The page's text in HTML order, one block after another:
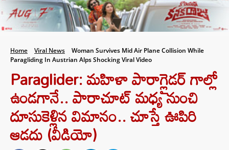
Home Viral News
Woman Survives Mid Air Plane Collision While
Paragliding In Austrian Alps Shocking Viral Video
Paraglider: మహిళా పారాగ్లైడర్ గాల్లో
ఉండగానే.. పారాచూట్‌ మధ్య నుంచి
దూసుకెళ్లిన విమానం.. చూస్తే ఊపిరి
ఆడదు (వీడియో)